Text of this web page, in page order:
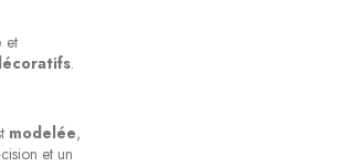
et
.
modelée,
et un